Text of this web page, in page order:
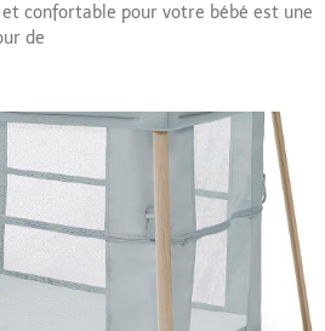
confortable pour votre bébé est une
de